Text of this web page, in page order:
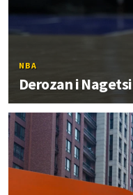
NBA
Derozan i